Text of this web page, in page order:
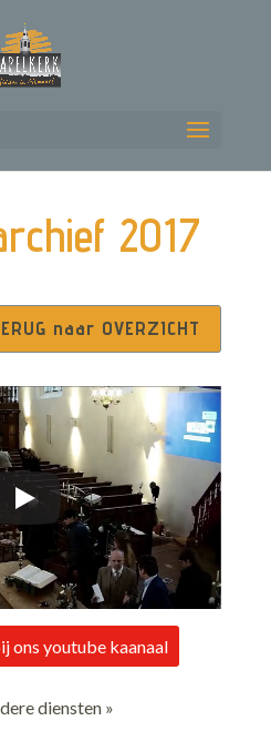
2017
naar OVERZICHT
ons youtube kaanaal
diensten »